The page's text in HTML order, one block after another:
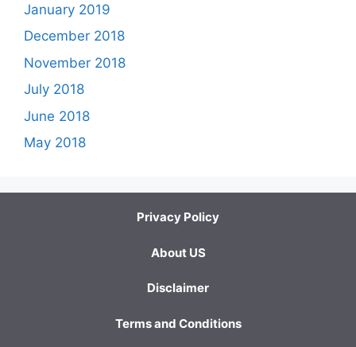
January 2019
December 2018
November 2018
July 2018
June 2018
May 2018
Privacy Policy
About US
Disclaimer
Terms and Conditions